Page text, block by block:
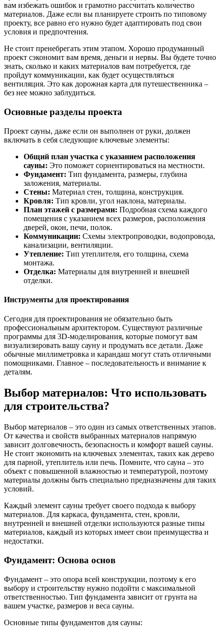
вам избежать ошибок и грамотно рассчитать количество
материалов. Даже если вы планируете строить по типовому
проекту, все равно его нужно будет адаптировать под свои
условия и предпочтения.
Не стоит пренебрегать этим этапом. Хорошо продуманный
проект сэкономит вам время, деньги и нервы. Вы будете точно
знать, сколько и каких материалов вам потребуется, где
пройдут коммуникации, как будет осуществляться
вентиляция. Это как дорожная карта для путешественника –
без нее можно заблудиться.
Основные разделы проекта
Проект сауны, даже если он выполнен от руки, должен
включать в себя следующие ключевые элементы:
Общий план участка с указанием расположения
сауны: Это поможет сориентироваться на местности.
Фундамент: Тип фундамента, размеры, глубина
заложения, материалы.
Стены: Материал стен, толщина, конструкция.
Кровля: Тип кровли, угол наклона, материалы.
План этажей с размерами: Подробная схема каждого
помещения с указанием всех размеров, расположения
дверей, окон, печи, полок.
Коммуникации: Схемы электропроводки, водопровода,
канализации, вентиляции.
Утепление: Тип утеплителя, его толщина, схема
монтажа.
Отделка: Материалы для внутренней и внешней
отделки.
Инструменты для проектирования
Сегодня для проектирования не обязательно быть
профессиональным архитектором. Существуют различные
программы для 3D-моделирования, которые помогут вам
визуализировать вашу сауну и продумать все детали. Даже
обычные миллиметровка и карандаш могут стать отличными
помощниками. Главное – последовательность и внимание к
деталям.
Выбор материалов: Что использовать
для строительства?
Выбор материалов – это один из самых ответственных этапов.
От качества и свойств выбранных материалов напрямую
зависит долговечность, безопасность и комфорт вашей сауны.
Не стоит экономить на ключевых элементах, таких как дерево
для парной, утеплитель или печь. Помните, что сауна – это
объект с повышенной влажностью и температурой, поэтому
материалы должны быть специально предназначены для таких
условий.
Каждый элемент сауны требует своего подхода к выбору
материалов. Для каркаса, фундамента, стен, кровли,
внутренней и внешней отделки используются разные типы
материалов, каждый из которых имеет свои преимущества и
недостатки.
Фундамент: Основа основ
Фундамент – это опора всей конструкции, поэтому к его
выбору и строительству нужно подойти с максимальной
ответственностью. Тип фундамента зависит от грунта на
вашем участке, размеров и веса сауны.
Основные типы фундаментов для сауны: